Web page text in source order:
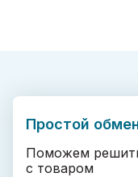
Простой
Поможем
с товаром